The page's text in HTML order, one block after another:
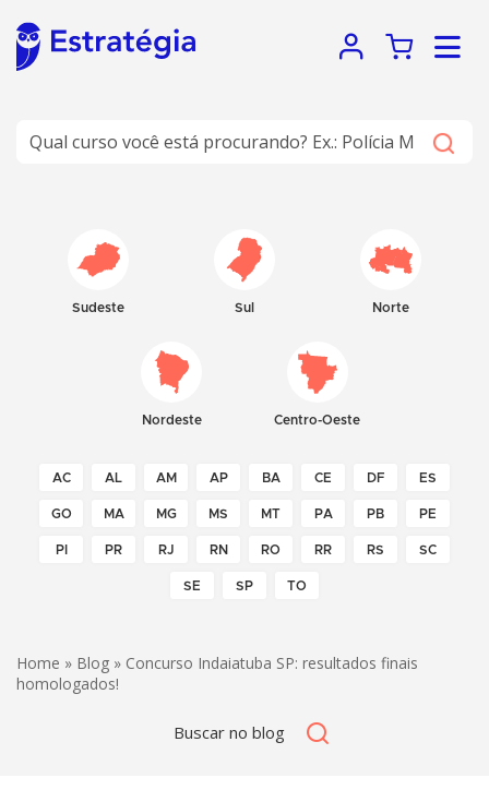
Sudeste Sul Norte
Nordeste Centro-Oeste
AC AL AM AP BA CE DF ES
GO MA MG MS MT PA PB PE
PI PR RJ RN RO RR RS SC
SE SP TO
Home » Blog » Concurso Indaiatuba SP: resultados finais
homologados!